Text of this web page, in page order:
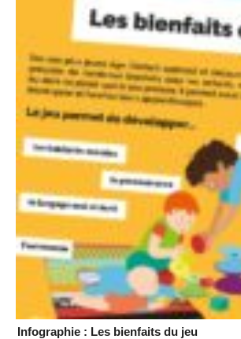
Infographie : Les bienfaits du jeu